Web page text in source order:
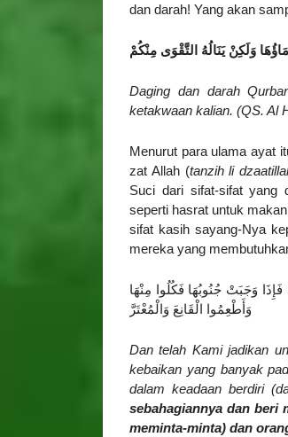
dan darah! Yang akan
وَلَكِنْ يَنَالُهُ التَّقْوَى مِنْكُمْ
Daging dan darah
ketakwaan kalian. (QS. Al
Menurut para ulama ayat
zat Allah (tanzih li
Suci dari sifat-sifat yang
seperti hasrat untuk
sifat kasih sayang-Nya
mereka yang
وَجَبَتْ جُنُوبُهَا فَكُلُوا مِنْهَا
وَأَطْعِمُوا الْقَانِعَ وَالْمُعْتَرَّ
Dan telah Kami jadikan
kebaikan yang banyak
dalam keadaan berdiri
sebahagiannya dan beri
meminta-minta) dan